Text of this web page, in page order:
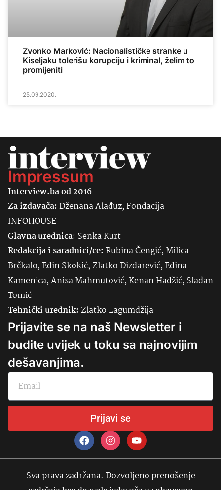
Zvonko Marković: Nacionalističke stranke u
Kiseljaku tolerišu korupciju i kriminal, želim to
promijeniti
25.09.2020.
Impressum
Interview.ba od 2016
Za izdavača:Dženana Alađuz, Fondacija
INFOHOUSE
Glavna urednica: SenkaKurt
Redakcija i saradnici/ce:Rubina Čengić, Milica
Brčkalo, Edin Skokić, Zlatko Dizdarević, Edina
Kamenica, Anisa Mahmutović, Kenan Hadžić, Slađan
Tomić
Tehnički urednik:Zlatko Lagumdžija
Prijavite se na naš Newsletter i
budite uvijek u toku sa najnovijim
dešavanjima.
Prijavi se
Sva prava zadržana. Dozvoljeno prenošenje